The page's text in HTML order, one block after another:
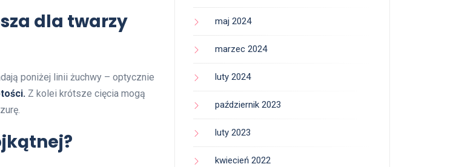
dla twarzy
poniżej linii żuchwy – optycznie
Z kolei krótsze cięcia mogą
maj 2024
marzec 2024
luty 2024
październik 2023
luty 2023
kwiecień 2022